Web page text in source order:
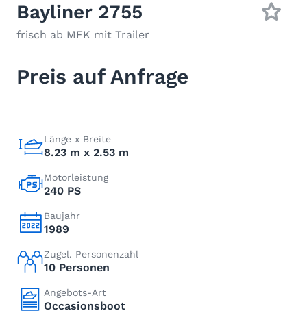
Bayliner 2755
frisch ab MFK mit Trailer
Preis auf Anfrage
Länge x Breite
8.23 m x 2.53 m
Motorleistung
240 PS
Baujahr
1989
Zugel. Personenzahl
10 Personen
Angebots-Art
Occasionsboot